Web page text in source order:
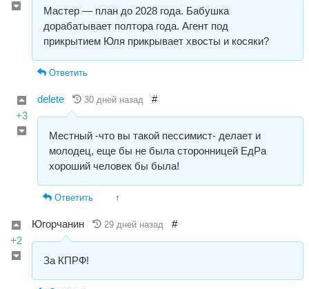
Мастер — план до 2028 года. Бабушка
дорабатывает полтора года. Агент под
прикрытием Юля прикрывает хвосты и косяки?
Ответить
+3
delete 30 дней назад #
Местный -что вы такой пессимист- делает и
молодец, еще бы не была сторонницей ЕдРа
хороший человек бы была!
Ответить ↑
+2
Югорчанин 29 дней назад #
За КПРФ!